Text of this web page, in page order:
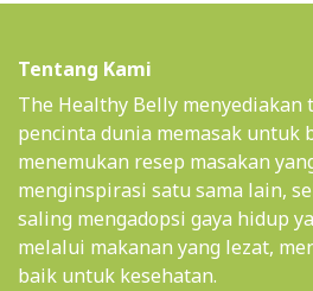
Tentang Kami
The Healthy Belly menyediakan
pencinta dunia memasak untuk
menemukan resep masakan
menginspirasi satu sama lain,
saling mengadopsi gaya hidup
melalui makanan yang lezat,
baik untuk kesehatan.